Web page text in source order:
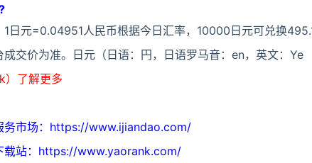
日元=0.04951人民币根据今日汇率，10000日元可兑换
交价为准。日元（日语：円，日语罗马音：en，英文：Ye
）了解更多
务市场：https://www.ijiandao.com/
载站：https://www.yaorank.com/